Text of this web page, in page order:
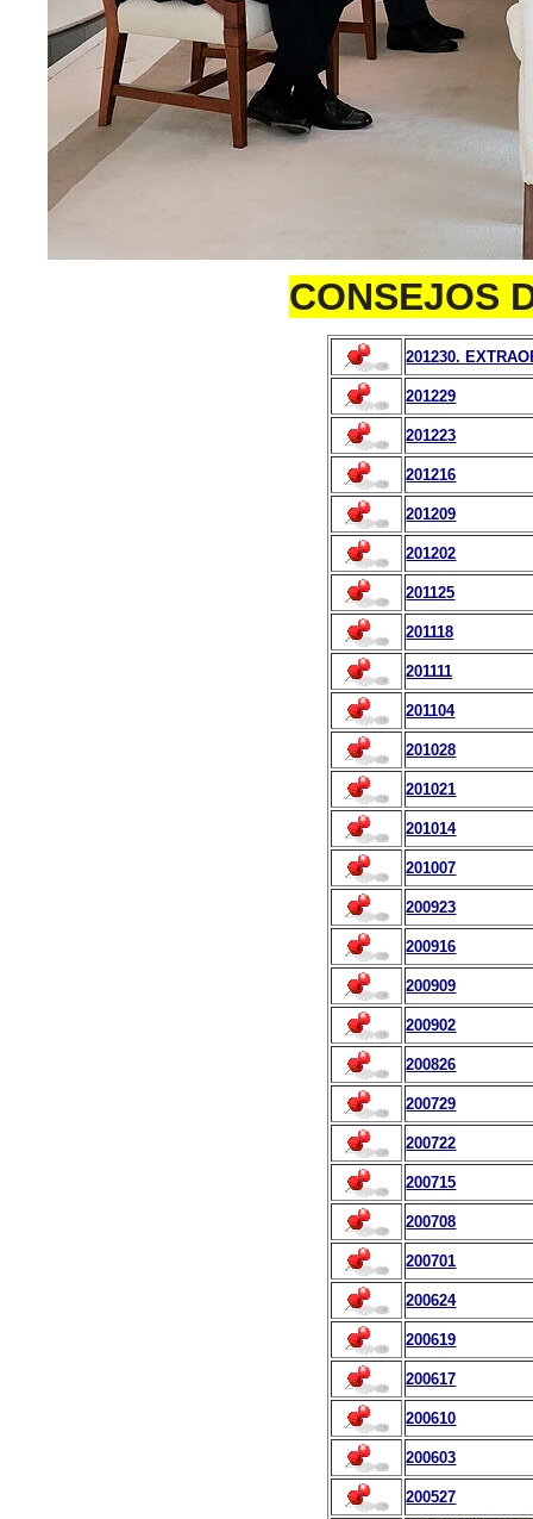
CONSEJOS
201230.
201229
201223
201216
201209
201202
201125
201118
201111
201104
201028
201021
201014
201007
200923
200916
200909
200902
200826
200729
200722
200715
200708
200701
200624
200619
200617
200610
200603
200527